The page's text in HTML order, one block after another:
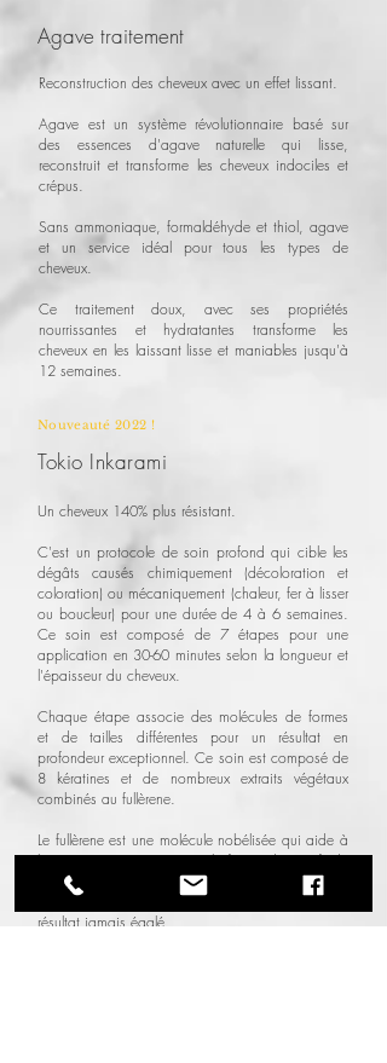
Agave traitement
Reconstruction des cheveux avec un effet lissant.
Agave est un système révolutionnaire basé sur
des essences d'agave naturelle qui lisse,
reconstruit et transforme les cheveux indociles et
crépus.
Sans ammoniaque, formaldéhyde et thiol, agave
et un service idéal pour tous les types de
cheveux.
Ce traitement doux, avec ses propriétés
nourrissantes et hydratantes transforme les
cheveux en les laissant lisse et maniables jusqu'à
12 semaines.
Tokio Inkarami
Un cheveux 140% plus résistant.
C'est un protocole de soin profond qui cible les
dégâts causés chimiquement (décoloration et
coloration) ou mécaniquement (chaleur, fer à lisser
ou boucleur) pour une durée de 4 à 6 semaines.
Ce soin est composé de 7 étapes pour une
application en 30-60 minutes selon la longueur et
l'épaisseur du cheveux.
Chaque étape associe des molécules de formes
et de tailles différentes pour un résultat en
profondeur exceptionnel. Ce soin est composé de
8 kératines et de nombreux extraits végétaux
combinés au fullèrene.
Le fullèrene est une molécule nobélisée qui aide à
la pénétration et permettant la fusion des actifs de
fibre naturelle du cheveux. Tokio Inkarami réparé
au plus profond du cortex du cheveux pour un
résultat jamais égalé.
Nouveauté 2022 !